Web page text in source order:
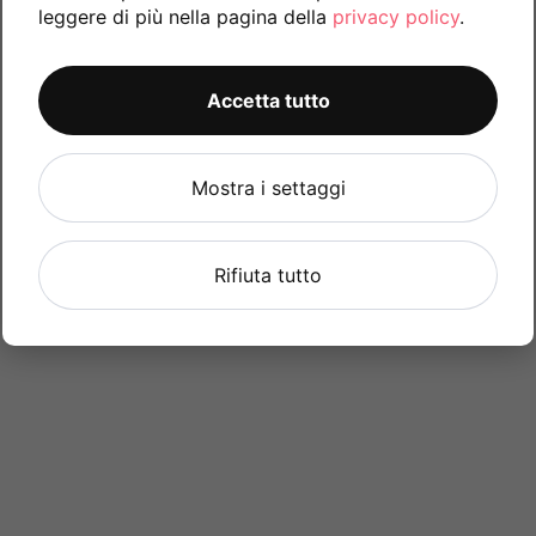
leggere di più nella pagina della privacy policy.
Accetta tutto
Mostra i settaggi
Rifiuta tutto